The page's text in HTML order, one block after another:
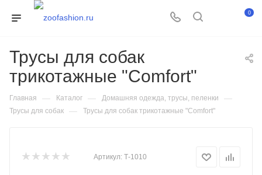
0
Трусы для собак
трикотажные "Comfort"
Главная — Каталог — Домашняя одежда, трусы, пеленки —
Трусы для собак — Трусы для собак трикотажные "Comfort"
Артикул: Т-1010